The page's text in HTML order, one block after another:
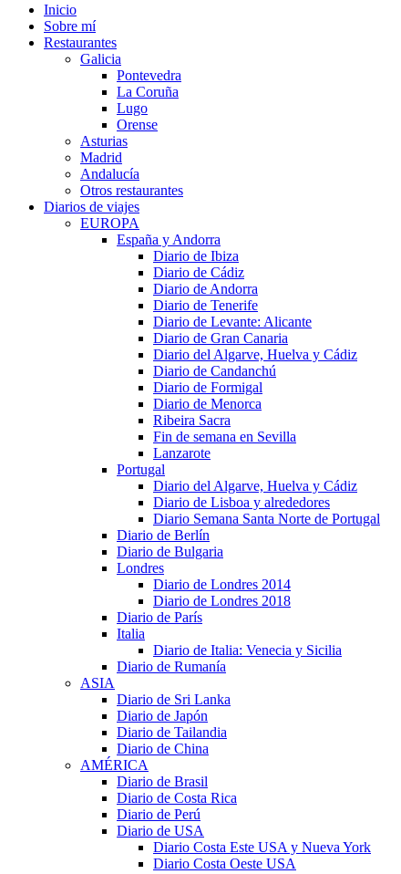
Inicio
Sobre mí
Restaurantes
Galicia
Pontevedra
La Coruña
Lugo
Orense
Asturias
Madrid
Andalucía
Otros restaurantes
Diarios de viajes
EUROPA
España y Andorra
Diario de Ibiza
Diario de Cádiz
Diario de Andorra
Diario de Tenerife
Diario de Levante: Alicante
Diario de Gran Canaria
Diario del Algarve, Huelva y Cádiz
Diario de Candanchú
Diario de Formigal
Diario de Menorca
Ribeira Sacra
Fin de semana en Sevilla
Lanzarote
Portugal
Diario del Algarve, Huelva y Cádiz
Diario de Lisboa y alrededores
Diario Semana Santa Norte de Portugal
Diario de Berlín
Diario de Bulgaria
Londres
Diario de Londres 2014
Diario de Londres 2018
Diario de París
Italia
Diario de Italia: Venecia y Sicilia
Diario de Rumanía
ASIA
Diario de Sri Lanka
Diario de Japón
Diario de Tailandia
Diario de China
AMÉRICA
Diario de Brasil
Diario de Costa Rica
Diario de Perú
Diario de USA
Diario Costa Este USA y Nueva York
Diario Costa Oeste USA